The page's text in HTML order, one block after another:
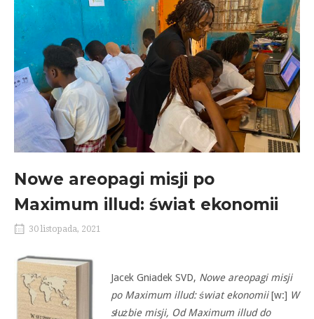
Nowe areopagi misji po
Maximum illud: świat ekonomii
30 listopada, 2021
Jacek Gniadek SVD, Nowe areopagi misji
po Maximum illud: świat ekonomii[w:] W
służbie misji, Od Maximum illud do